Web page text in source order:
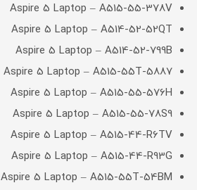
Aspire 5 Laptop – A515-55-378V
Aspire 5 Laptop – A514-52-52QT
Aspire 5 Laptop – A514-52-799B
Aspire 5 Laptop – A515-55T-5887
Aspire 5 Laptop – A515-55-576H
Aspire 5 Laptop – A515-55-78S9
Aspire 5 Laptop – A515-44-R6TV
Aspire 5 Laptop – A515-44-R93G
Aspire 5 Laptop – A515-55T-54BM